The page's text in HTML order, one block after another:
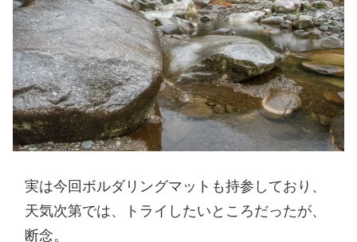
実は今回ボルダリングマットも持参しており、
天気次第では、トライしたいところだったが、
断念。